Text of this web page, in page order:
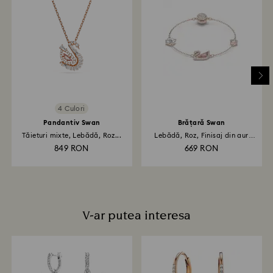
După primirea coletului returnat de dvs., îl vom
înregistra și veți primi o notificare prin e-mail odată ce
returul a fost procesat. Transmiterea rambursării va
depinde de normele instituției dvs. financiare și poate
dura până la 3-7 zile lucrătoare pentru ca suma să fie
creditată prin aceeași metodă de plată folosită la
data expedierii prin poștă.
4 Culori
Pandantiv Swan
Tăieturi mixte, Lebădă, Roz...
849 RON
Brățară Swan
Lebădă, Roz, Finisaj din aur
669 RON
V-ar putea interesa